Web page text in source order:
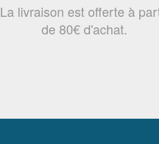
La livraison est offerte à
de 80€ d'achat.